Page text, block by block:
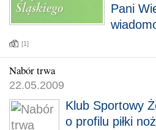
Pani
[1]
Nabór trwa
22.05.2009
Klub Sportowy
o profilu piłki